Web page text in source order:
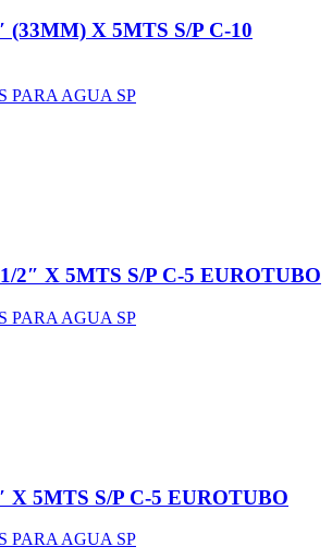
(33MM) X 5MTS S/P C-10
PARA AGUA SP
2″ X 5MTS S/P C-5 EUROTUBO
PARA AGUA SP
X 5MTS S/P C-5 EUROTUBO
PARA AGUA SP